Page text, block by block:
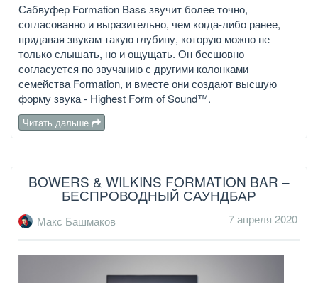
Сабвуфер Formation Bass звучит более точно,
согласованно и выразительно, чем когда-либо ранее,
придавая звукам такую глубину, которую можно не
только слышать, но и ощущать. Он бесшовно
согласуется по звучанию с другими колонками
семейства Formation, и вместе они создают высшую
форму звука - Highest Form of Sound™.
Читать дальше
BOWERS & WILKINS FORMATION BAR –
БЕСПРОВОДНЫЙ САУНДБАР
Макс Башмаков 7 апреля 2020